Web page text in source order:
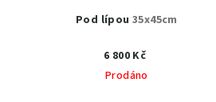
Pod lípou35x45cm
6 800 Kč
Prodáno